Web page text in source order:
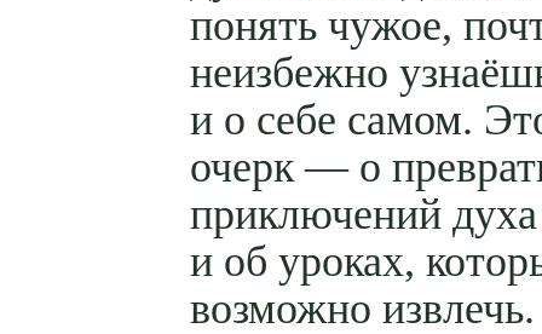
понять чужое,
неизбежно
и о себе самом.
очерк — о
приключений духа
и об уроках,
возможно извлечь.